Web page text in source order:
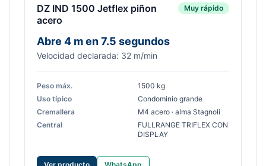
DZ IND 1500 Jetflex piñon
acero
Muy rápido
Abre 4 m en 7.5 segundos
Velocidad declarada: 32 m/min
Peso máx.
1500 kg
Uso típico
Condominio grande
Cremallera
M4 acero · alma Stagnoli
Central
FULLRANGE TRIFLEX CON
DISPLAY